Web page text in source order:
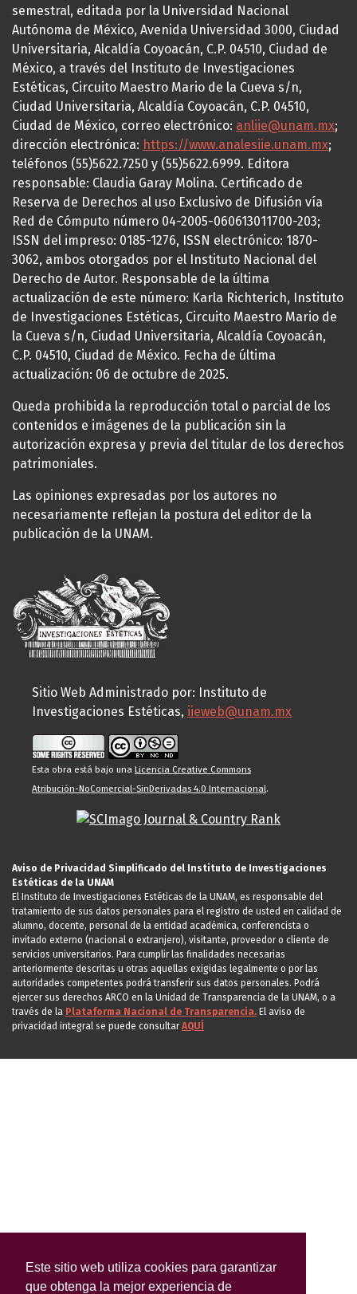
Este sitio web utiliza cookies para garantizar
que obtenga la mejor experiencia de
semestral, editada por la Universidad Nacional
Autónoma de México, Avenida Universidad 3000, Ciudad
Universitaria, Alcaldía Coyoacán, C.P. 04510, Ciudad de
México, a través del Instituto de Investigaciones
Estéticas, Circuito Maestro Mario de la Cueva s/n,
Ciudad Universitaria, Alcaldía Coyoacán, C.P. 04510,
Ciudad de México, correo electrónico: anliie@unam.mx;
dirección electrónica: https://www.analesiie.unam.mx;
teléfonos (55)5622.7250 y (55)5622.6999. Editora
responsable: Claudia Garay Molina. Certificado de
Reserva de Derechos al uso Exclusivo de Difusión vía
Red de Cómputo número 04-2005-060613011700-203;
ISSN del impreso: 0185-1276, ISSN electrónico: 1870-
3062, ambos otorgados por el Instituto Nacional del
Derecho de Autor. Responsable de la última
actualización de este número: Karla Richterich, Instituto
de Investigaciones Estéticas, Circuito Maestro Mario de
la Cueva s/n, Ciudad Universitaria, Alcaldía Coyoacán,
C.P. 04510, Ciudad de México. Fecha de última
actualización: 06 de octubre de 2025.
Queda prohibida la reproducción total o parcial de los
contenidos e imágenes de la publicación sin la
autorización expresa y previa del titular de los derechos
patrimoniales.
Las opiniones expresadas por los autores no
necesariamente reflejan la postura del editor de la
publicación de la UNAM.
Sitio Web Administrado por: Instituto de
Investigaciones Estéticas, iieweb@unam.mx
Esta obra está bajo una Licencia Creative Commons
Atribución-NoComercial-SinDerivadas 4.0 Internacional.
Aviso de Privacidad Simplificado del Instituto de Investigaciones
Estéticas de la UNAM
El Instituto de Investigaciones Estéticas de la UNAM, es responsable del
tratamiento de sus datos personales para el registro de usted en calidad de
alumno, docente, personal de la entidad académica, conferencista o
invitado externo (nacional o extranjero), visitante, proveedor o cliente de
servicios universitarios. Para cumplir las finalidades necesarias
anteriormente descritas u otras aquellas exigidas legalmente o por las
autoridades competentes podrá transferir sus datos personales. Podrá
ejercer sus derechos ARCO en la Unidad de Transparencia de la UNAM, o a
través de la Plataforma Nacional de Transparencia. El aviso de
privacidad integral se puede consultarAQUÍ